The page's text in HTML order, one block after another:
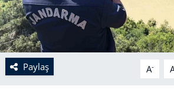
Paylaş A-